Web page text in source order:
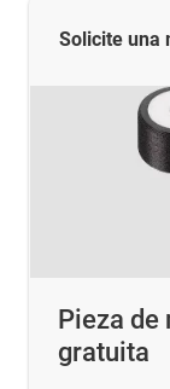
Pieza
gratuita
Solicite una